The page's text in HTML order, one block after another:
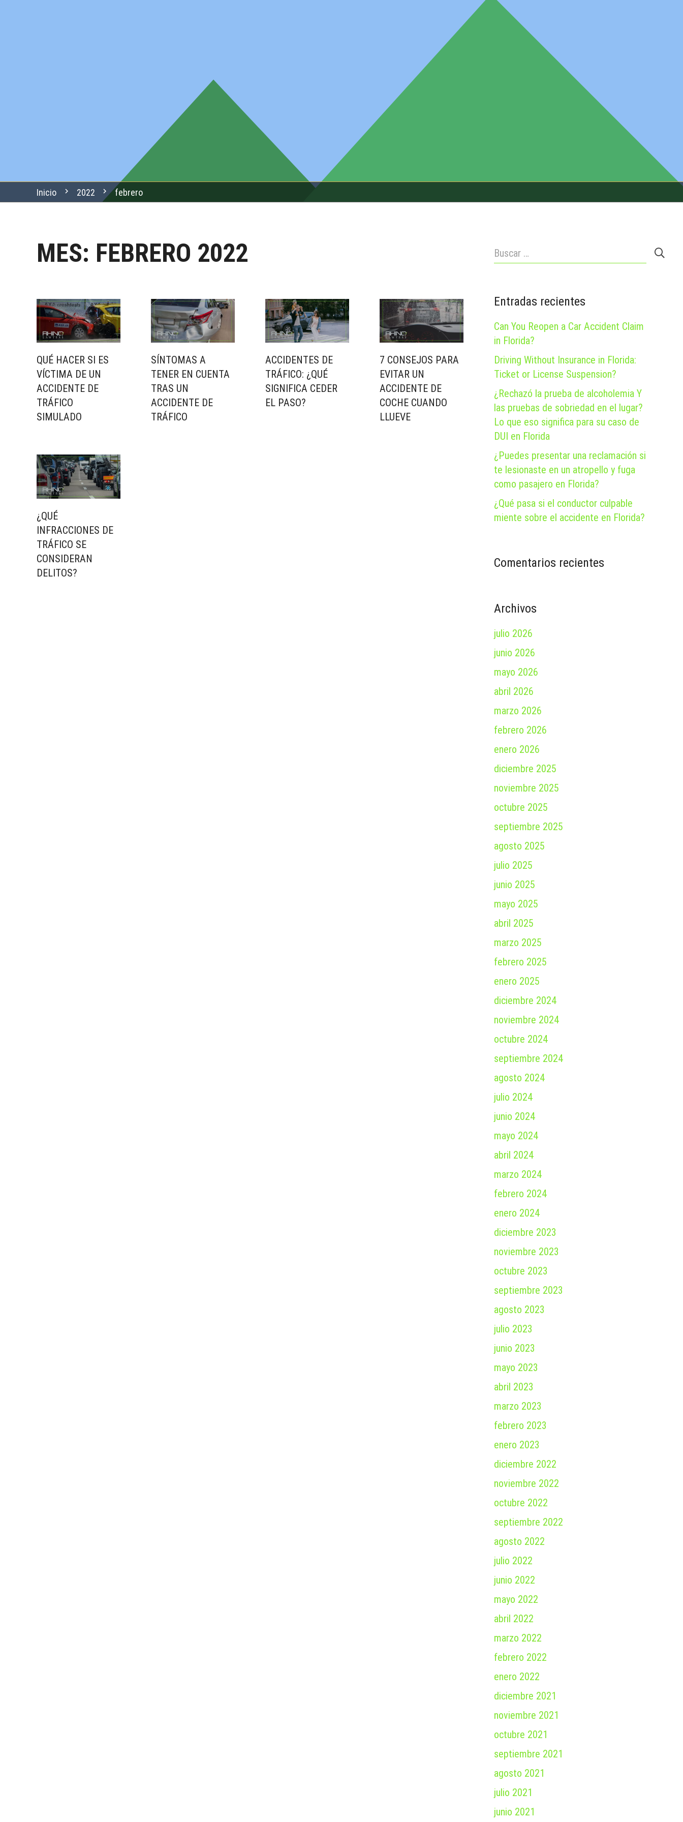
Inicio chevron_right 2022 chevron_right febrero
MES: FEBRERO 2022
QUÉ HACER SI ES
VÍCTIMA DE UN
ACCIDENTE DE
TRÁFICO
SIMULADO
SÍNTOMAS A
TENER EN CUENTA
TRAS UN
ACCIDENTE DE
TRÁFICO
ACCIDENTES DE
TRÁFICO: ¿QUÉ
SIGNIFICA CEDER
EL PASO?
7 CONSEJOS PARA
EVITAR UN
ACCIDENTE DE
COCHE CUANDO
LLUEVE
¿QUÉ
INFRACCIONES DE
TRÁFICO SE
CONSIDERAN
DELITOS?
Buscar:
Entradas recientes
Can You Reopen a Car Accident Claim
in Florida?
Driving Without Insurance in Florida:
Ticket or License Suspension?
¿Rechazó la prueba de alcoholemia Y
las pruebas de sobriedad en el lugar?
Lo que eso significa para su caso de
DUI en Florida
¿Puedes presentar una reclamación si
te lesionaste en un atropello y fuga
como pasajero en Florida?
¿Qué pasa si el conductor culpable
miente sobre el accidente en Florida?
Comentarios recientes
Archivos
julio 2026
junio 2026
mayo 2026
abril 2026
marzo 2026
febrero 2026
enero 2026
diciembre 2025
noviembre 2025
octubre 2025
septiembre 2025
agosto 2025
julio 2025
junio 2025
mayo 2025
abril 2025
marzo 2025
febrero 2025
enero 2025
diciembre 2024
noviembre 2024
octubre 2024
septiembre 2024
agosto 2024
julio 2024
junio 2024
mayo 2024
abril 2024
marzo 2024
febrero 2024
enero 2024
diciembre 2023
noviembre 2023
octubre 2023
septiembre 2023
agosto 2023
julio 2023
junio 2023
mayo 2023
abril 2023
marzo 2023
febrero 2023
enero 2023
diciembre 2022
noviembre 2022
octubre 2022
septiembre 2022
agosto 2022
julio 2022
junio 2022
mayo 2022
abril 2022
marzo 2022
febrero 2022
enero 2022
diciembre 2021
noviembre 2021
octubre 2021
septiembre 2021
agosto 2021
julio 2021
junio 2021